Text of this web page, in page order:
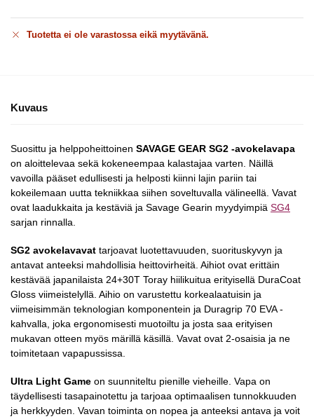
Tuotetta ei ole varastossa eikä myytävänä.
Kuvaus
Suosittu ja helppoheittoinen SAVAGE GEAR SG2 -avokelavapa
on aloittelevaa sekä kokeneempaa kalastajaa varten. Näillä
vavoilla pääset edullisesti ja helposti kiinni lajin pariin tai
kokeilemaan uutta tekniikkaa siihen soveltuvalla välineellä. Vavat
ovat laadukkaita ja kestäviä ja Savage Gearin myydyimpiä SG4
sarjan rinnalla.
SG2 avokelavavat tarjoavat luotettavuuden, suorituskyvyn ja
antavat anteeksi mahdollisia heittovirheitä. Aihiot ovat erittäin
kestävää japanilaista 24+30T Toray hiilikuitua erityisellä DuraCoat
Gloss viimeistelyllä. Aihio on varustettu korkealaatuisin ja
viimeisimmän teknologian komponentein ja Duragrip 70 EVA -
kahvalla, joka ergonomisesti muotoiltu ja josta saa erityisen
mukavan otteen myös märillä käsillä. Vavat ovat 2-osaisia ja ne
toimitetaan vapapussissa.
Ultra Light Game on suunniteltu pienille vieheille. Vapa on
täydellisesti tasapainotettu ja tarjoaa optimaalisen tunnokkuuden
ja herkkyyden. Vavan toiminta on nopea ja anteeksi antava ja voit